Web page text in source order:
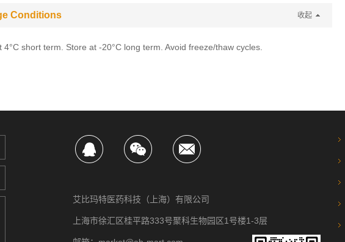
Conditions 收起
4°C short term. Store at -20°C long term. Avoid freeze/thaw cycles.
艾比玛特医药科技（上海）有限公司
上海市徐汇区桂平路333号聚科生物园区1号楼1-3层